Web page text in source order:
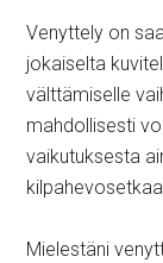
Venyttely on
jokaiselta
välttämiselle
mahdollisesti
vaikutuksesta
Mielestäni